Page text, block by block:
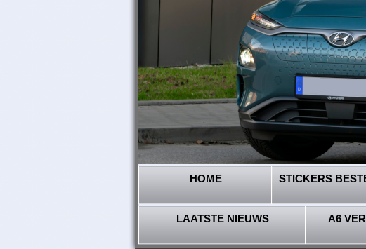
HOME STICKERS
LAATSTE NIEUWS A6